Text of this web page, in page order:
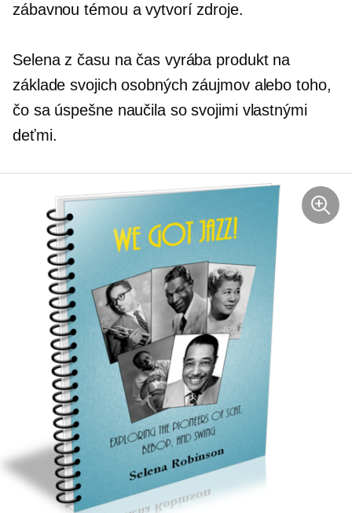
zábavnou témou a vytvorí zdroje.
Selena z času na čas vyrába produkt na
základe svojich osobných záujmov alebo toho,
čo sa úspešne naučila so svojimi vlastnými
deťmi.